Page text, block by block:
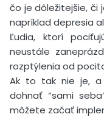
čo je dôležitejšie, či
napríklad depresia
Ľudia, ktorí
neustále
rozptýlenia od
Ak to tak nie je, a
dohnať “sami
môžete začať